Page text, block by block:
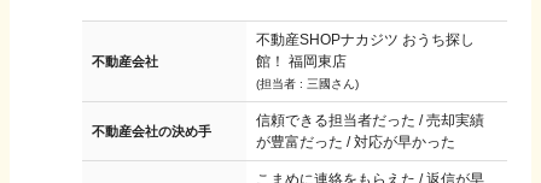
不動産会社
不動産SHOPナカジツ おうち探し
館！ 福岡東店
(担当者 : 三國さん)
不動産会社の決め手
信頼できる担当者だった / 売却実績
が豊富だった / 対応が早かった
こまめに連絡をもらえた / 返信が早